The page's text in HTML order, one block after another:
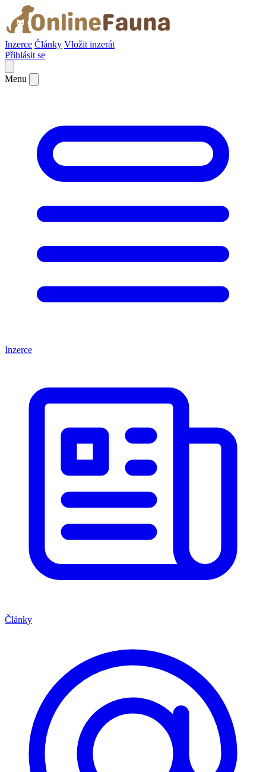
Inzerce Články Vložit inzerát
Přihlásit se
Menu
Inzerce
Články